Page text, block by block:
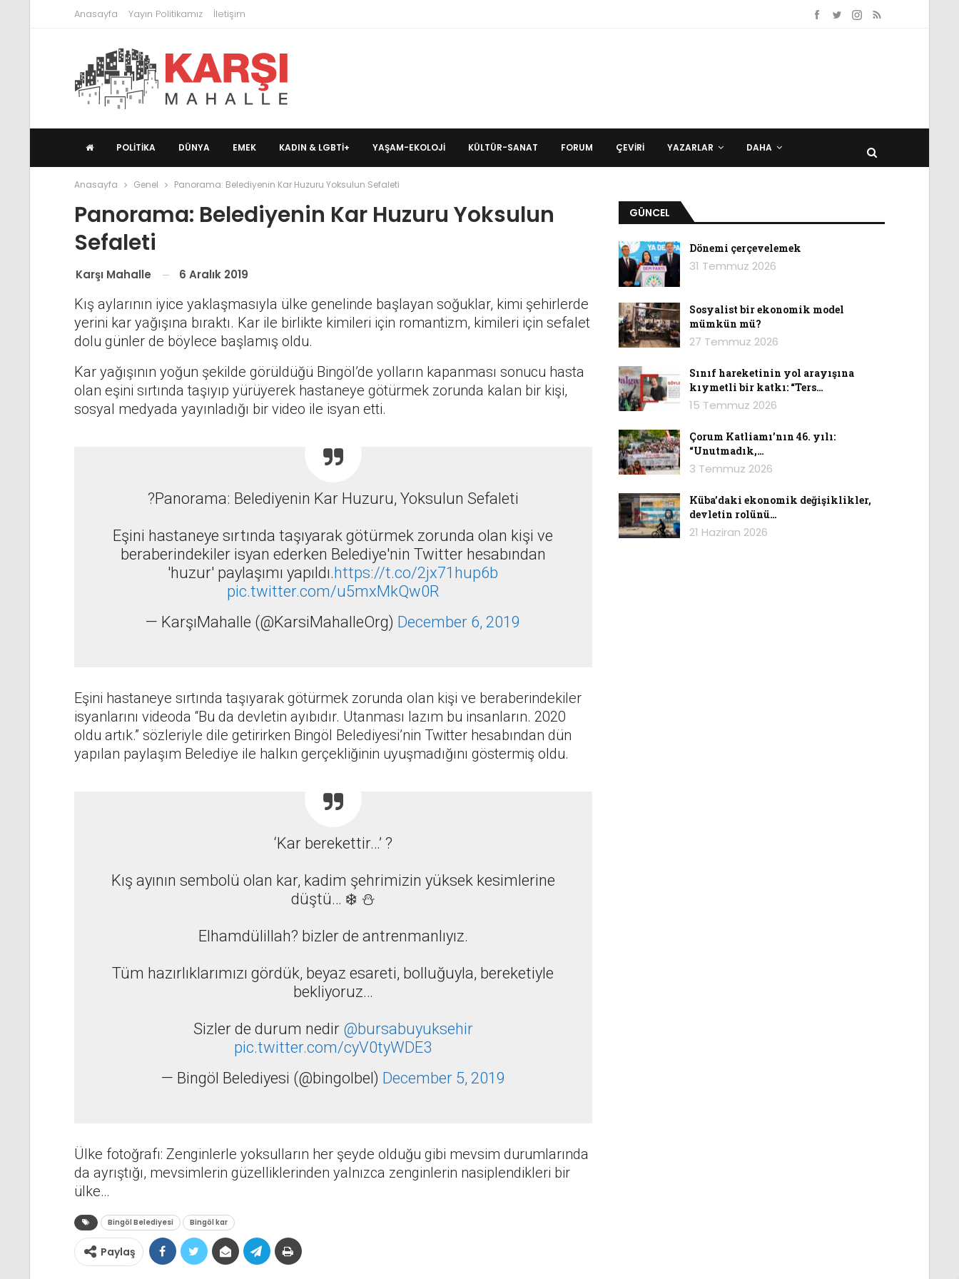
Anasayfa Yayın Politikamız İletişim
POLITIKA DÜNYA EMEK KADIN & LGBTİ+ YAŞAM-EKOLOJI KÜLTÜR-SANAT FORUM ÇEVIRI YAZARLAR DAHA
Anasayfa Genel Panorama: Belediyenin Kar Huzuru Yoksulun Sefaleti
Panorama: Belediyenin Kar Huzuru Yoksulun
Sefaleti
Karşı Mahalle 6 Aralık 2019
Kış aylarının iyice yaklaşmasıyla ülke genelinde başlayan soğuklar, kimi şehirlerde
yerini kar yağışına bıraktı. Kar ile birlikte kimileri için romantizm, kimileri için sefalet
dolu günler de böylece başlamış oldu.
Kar yağışının yoğun şekilde görüldüğü Bingöl’de yolların kapanması sonucu hasta
olan eşini sırtında taşıyıp yürüyerek hastaneye götürmek zorunda kalan bir kişi,
sosyal medyada yayınladığı bir video ile isyan etti.
?Panorama: Belediyenin Kar Huzuru, Yoksulun Sefaleti
Eşini hastaneye sırtında taşıyarak götürmek zorunda olan kişi ve
beraberindekiler isyan ederken Belediye'nin Twitter hesabından
'huzur' paylaşımı yapıldı. https://t.co/2jx71hup6b
pic.twitter.com/u5mxMkQw0R
— KarşıMahalle (@KarsiMahalleOrg) December 6, 2019
Eşini hastaneye sırtında taşıyarak götürmek zorunda olan kişi ve beraberindekiler
isyanlarını videoda “Bu da devletin ayıbıdır. Utanması lazım bu insanların. 2020
oldu artık.” sözleriyle dile getirirken Bingöl Belediyesi’nin Twitter hesabından dün
yapılan paylaşım Belediye ile halkın gerçekliğinin uyuşmadığını göstermiş oldu.
‘Kar berekettir…’ ?
Kış ayının sembolü olan kar, kadim şehrimizin yüksek kesimlerine
düştü… ❄️ ⛄️
Elhamdülillah? bizler de antrenmanlıyız.
Tüm hazırlıklarımızı gördük, beyaz esareti, bolluğuyla, bereketiyle
bekliyoruz…
Sizler de durum nedir @bursabuyuksehir
pic.twitter.com/cyV0tyWDE3
— Bingöl Belediyesi (@bingolbel) December 5, 2019
Ülke fotoğrafı: Zenginlerle yoksulların her şeyde olduğu gibi mevsim durumlarında
da ayrıştığı, mevsimlerin güzelliklerinden yalnızca zenginlerin nasiplendikleri bir
ülke…
Bingöl Belediyesi Bingöl kar
Paylaş
GÜNCEL
Dönemi çerçevelemek
31 Temmuz 2026
Sosyalist bir ekonomik model
mümkün mü?
27 Temmuz 2026
Sınıf hareketinin yol arayışına
kıymetli bir katkı: “Ters…
15 Temmuz 2026
Çorum Katliamı’nın 46. yılı:
“Unutmadık,…
3 Temmuz 2026
Küba’daki ekonomik değişiklikler,
devletin rolünü…
21 Haziran 2026